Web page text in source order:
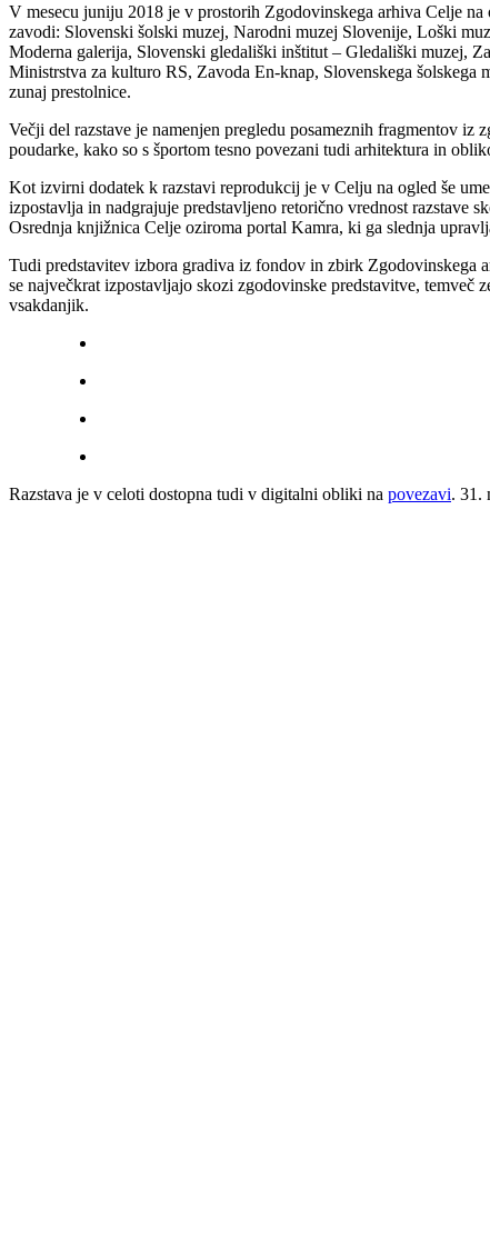
V mesecu juniju 2018 je v prostorih Zgodovinskega arhiva Celje
zavodi: Slovenski šolski muzej, Narodni muzej Slovenije, Loški
Moderna galerija, Slovenski gledališki inštitut – Gledališki muzej,
Ministrstva za kulturo RS, Zavoda En-knap, Slovenskega
zunaj prestolnice.
Večji del razstave je namenjen pregledu posameznih fragmentov
poudarke, kako so s športom tesno povezani tudi arhitektura in
Kot izvirni dodatek k razstavi reprodukcij je v Celju na ogled še
izpostavlja in nadgrajuje predstavljeno retorično vrednost razstave
Osrednja knjižnica Celje oziroma portal Kamra, ki ga slednja
Tudi predstavitev izbora gradiva iz fondov in zbirk Zgodovinskega
se največkrat izpostavljajo skozi zgodovinske predstavitve,
vsakdanjik.
Razstava je v celoti dostopna tudi v digitalni obliki na povezavi. 31.